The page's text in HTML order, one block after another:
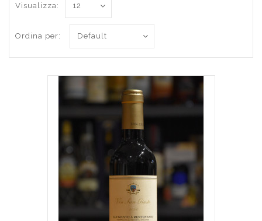
Visualizza:
Ordina per: